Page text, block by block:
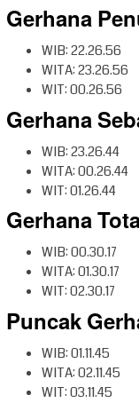
Gerhana
WIB: 22.26.56
WITA: 23.26.56
WIT: 00.26.56
Gerhana
WIB: 23.26.44
WITA: 00.26.44
WIT: 01.26.44
Gerhana
WIB: 00.30.17
WITA: 01.30.17
WIT: 02.30.17
Puncak
WIB: 01.11.45
WITA: 02.11.45
WIT: 03.11.45